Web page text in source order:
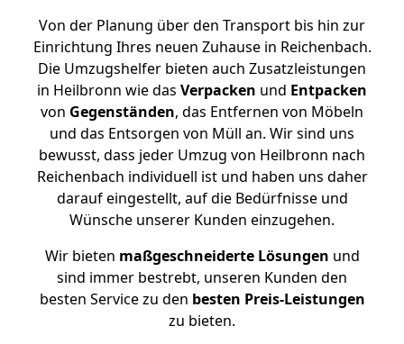
Von der Planung über den Transport bis hin zur
Einrichtung Ihres neuen Zuhause in Reichenbach.
Die Umzugshelfer bieten auch Zusatzleistungen
in Heilbronn wie das Verpacken und Entpacken
von Gegenständen, das Entfernen von Möbeln
und das Entsorgen von Müll an. Wir sind uns
bewusst, dass jeder Umzug von Heilbronn nach
Reichenbach individuell ist und haben uns daher
darauf eingestellt, auf die Bedürfnisse und
Wünsche unserer Kunden einzugehen.
Wir bieten maßgeschneiderte Lösungen und
sind immer bestrebt, unseren Kunden den
besten Service zu den besten Preis-Leistungen
zu bieten.